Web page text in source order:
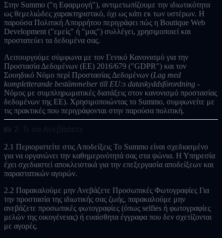
Στην Summo ("η Εφαρμογή"), αντιμετωπίζουμε την ιδιωτικότητα
ως θεμελιώδες χαρακτηριστικό, όχι ως κάτι εκ των υστέρων. Η
παρούσα Πολιτική Απορρήτου περιγράφει πώς η Boutique Web
Development ("εμείς" ή "μας") συλλέγει, χρησιμοποιεί και
προστατεύει τα δεδομένα σας.
Λειτουργούμε σύμφωνα με τον Γενικό Κανονισμό για την
Προστασία Δεδομένων (ΕΕ) 2016/679 ("GDPR") και τον
Σουηδικό Νόμο περί Προστασίας Δεδομένων (Lag med
kompletterande bestämmelser till EU:s dataskyddsförordning -
Νόμος με συμπληρωματικές διατάξεις στον κανονισμό προστασίας
δεδομένων της ΕΕ). Χρησιμοποιώντας το Summo, συμφωνείτε με
τις πρακτικές που περιγράφονται στην παρούσα πολιτική.
📸 2. Τι να Ανεβάσετε
2.1 Περιοριστείτε στις Αποδείξεις Το Summo είναι σχεδιασμένο
για να οργανώνει την καθημερινότητά σας στα ψώνια. Η Υπηρεσία
έχει σχεδιαστεί αποκλειστικά για την επεξεργασία αποδείξεων και
παραστατικών αγορών.
2.2 Παρακαλούμε μην Ανεβάζετε Προσωπικές Φωτογραφίες Για
την προστασία της ιδιωτικής σας ζωής, παρακαλούμε μην
ανεβάζετε προσωπικές φωτογραφίες (όπως selfies ή φωτογραφίες
μελών της οικογένειας) ή ευαίσθητα έγγραφα που δεν σχετίζονται
με αγορές.